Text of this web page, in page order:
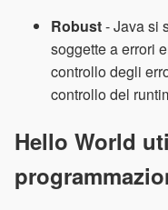
Robust- Java si
soggette a errori
controllo degli
controllo del
Hello World